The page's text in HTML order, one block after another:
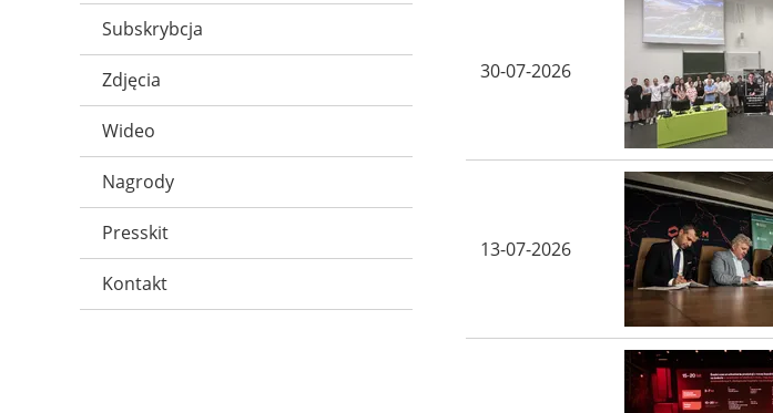
Subskrybcja
Zdjęcia
Wideo
Nagrody
Presskit
Kontakt
30-07-2026
13-07-2026